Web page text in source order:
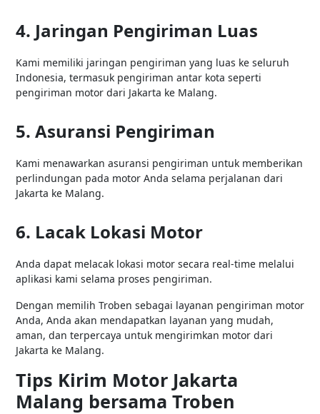
4. Jaringan Pengiriman Luas
Kami memiliki jaringan pengiriman yang luas ke seluruh
Indonesia, termasuk pengiriman antar kota seperti
pengiriman motor dari Jakarta ke Malang.
5. Asuransi Pengiriman
Kami menawarkan asuransi pengiriman untuk memberikan
perlindungan pada motor Anda selama perjalanan dari
Jakarta ke Malang.
6. Lacak Lokasi Motor
Anda dapat melacak lokasi motor secara real-time melalui
aplikasi kami selama proses pengiriman.
Dengan memilih Troben sebagai layanan pengiriman motor
Anda, Anda akan mendapatkan layanan yang mudah,
aman, dan terpercaya untuk mengirimkan motor dari
Jakarta ke Malang.
Tips Kirim Motor Jakarta
Malang bersama Troben